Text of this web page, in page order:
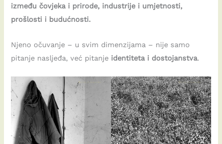
između čovjeka i prirode, industrije i umjetnosti,
prošlosti i budućnosti.
Njeno očuvanje – u svim dimenzijama – nije samo
pitanje nasljeđa, već pitanje identiteta i dostojanstva.